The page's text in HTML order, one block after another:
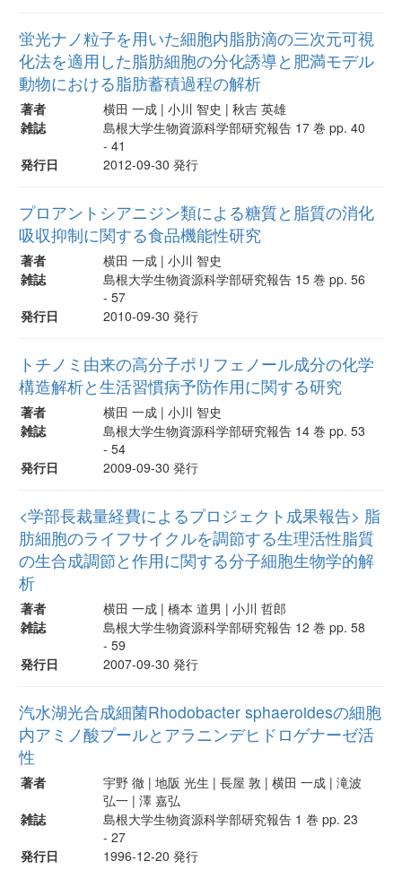
蛍光ナノ粒子を用いた細胞内脂肪滴の三次元可視
化法を適用した脂肪細胞の分化誘導と肥満モデル
動物における脂肪蓄積過程の解析
著者
横田 一成 | 小川 智史 | 秋吉 英雄
雑誌
島根大学生物資源科学部研究報告 17 巻 pp. 40
- 41
発行日
2012-09-30 発行
プロアントシアニジン類による糖質と脂質の消化
吸収抑制に関する食品機能性研究
著者
横田 一成 | 小川 智史
雑誌
島根大学生物資源科学部研究報告 15 巻 pp. 56
- 57
発行日
2010-09-30 発行
トチノミ由来の高分子ポリフェノール成分の化学
構造解析と生活習慣病予防作用に関する研究
著者
横田 一成 | 小川 智史
雑誌
島根大学生物資源科学部研究報告 14 巻 pp. 53
- 54
発行日
2009-09-30 発行
<学部長裁量経費によるプロジェクト成果報告> 脂
肪細胞のライフサイクルを調節する生理活性脂質
の生合成調節と作用に関する分子細胞生物学的解
析
著者
横田 一成 | 橋本 道男 | 小川 哲郎
雑誌
島根大学生物資源科学部研究報告 12 巻 pp. 58
- 59
発行日
2007-09-30 発行
汽水湖光合成細菌Rhodobacter sphaeroidesの細胞
内アミノ酸プールとアラニンデヒドロゲナーゼ活
性
著者
宇野 徹 | 地阪 光生 | 長屋 敦 | 横田 一成 | 滝波
弘一 | 澤 嘉弘
雑誌
島根大学生物資源科学部研究報告 1 巻 pp. 23
- 27
発行日
1996-12-20 発行